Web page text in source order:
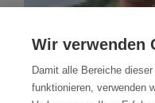
Wir verwenden
Damit alle Bereiche
funktionieren, verwenden